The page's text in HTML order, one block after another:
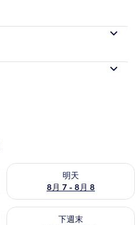
況
明天
8月 7 - 8月 8
查看明天 (8月 7 - 8月 8) 的供
情況
下週末
查看下週末 (8月 14 - 8月 16)